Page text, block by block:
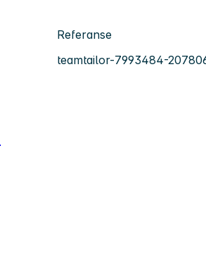
Referanse
teamtailor-7993484-